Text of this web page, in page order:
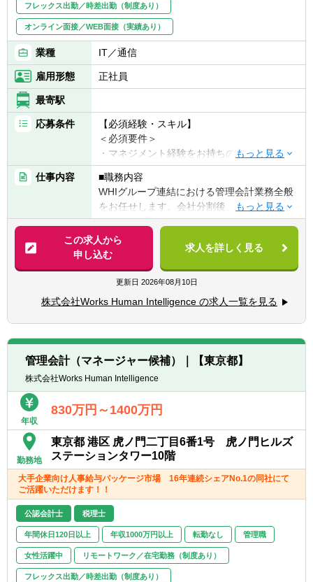
【テレワークの利用頻度】
テレワーク中心となっておりますが、業務の
必要に応じて出社の機会があります。（出社
に制約があるわけではありません）
フレックス出勤／時差出勤（制度あり）
オンライン面接／WEB面接（実績あり）
業種 IT／通信
雇用形態 正社員
最寄駅
応募条件
【必須経験・スキル】
＜必須要件＞
・マネジメント経験をお持ちの方
かつ
下記いずれかの要件を満たす方
・IFRSでの開示、連結決算等の経験
・事業会社/コンサルティング会社における経
営企画・財務経理分野の業務経験5年以上
・会計事務所・税理士事務所等での財務アド
バイザリー経験。事業計画策定・モニタリン
グ支援、管理会計導入、M＆A等におけるDD
経験など
・監査法人における監査経験
【歓迎経験・スキル】
・IT、ソフトウェアサービス業界における経
理経験、監査経験
の他経理財務における業務改善経験
・税務申告経験
＜以下のような方をお待ちしています＞
・主体性をもって、積極的且つ柔軟に業務に
取り組む姿勢のある方
・曖昧かつ不確実な環境の中でも、指示を待
つことなく、自ら考え行動し結果を出せる方
・未経験の事柄にも向上心をもって取り組む
姿勢のある方
仕事内容
■職務内容
WHIグループ連結における管理会計業務全般
をお任せします。会社分割後、急速に立ち上
げてきた新会社の管理会計部門の責任者とし
て、仕組みの構築から業務遂行までを行いな
がら、新たな管理会計体制を構築していただ
- 経営に資する有益な管理会計情報の提供
- 中期経営計画策定、年間予算策定、キャッ
シュフロー予算策定
- タイムリーな着地見込み・見通しの作成及
び管理
- 財務分析に基づいた各部門への提言
環境下で 数値管理や財務分析のスキルを駆使
し、ビジネスリーダーへ冷静かつ的確なアド
バイスを行い 適切にリスクレベルをコントロ
ールしながら目標を達成させていきます。オ
フェンス＆ディフェンス両側面を兼ね備えた
ビジネスの成長にダイレクトに貢献できる職
種です。
■本ポジションの魅力
・強固なビジネスモデルによって大きく成長
この求人から
申し込む
求人を詳しく見る
更新日 2026年08月10日
株式会社Works Human Intelligence の求人一覧を見る
管理会計（マネージャー候補）｜【東京都】
株式会社Works Human Intelligence
年収
830万円～1400万円
勤務地
東京都 港区 虎ノ門二丁目6番1号 虎ノ門ヒルズ
ステーションタワー10階
大手企業向け人事給与パッケージ市場 16年連続シェアNo.1の同社にて
ご活躍いただけます！！
公認会計士 税理士
年間休日120日以上 年収1000万円以上 転勤なし 管理職
女性活躍中 リモートワーク／在宅勤務（制度あり）
フレックス出勤／時差出勤（制度あり）